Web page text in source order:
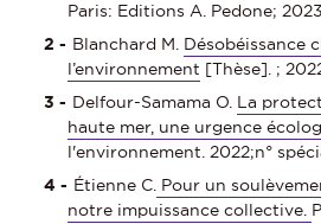
Paris: Editions A. Pedone;
Blanchard M. Désobéissance
l’environnement [Thèse]. ;
Delfour-Samama O. La
haute mer, une urgence
l'environnement. 2022;n°
Étienne C. Pour un
notre impuissance collective.